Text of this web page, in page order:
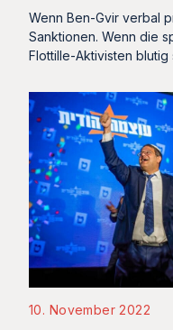
Wenn Ben-Gvir verbal
Sanktionen. Wenn die
Flottille-Aktivisten
10. November 2022